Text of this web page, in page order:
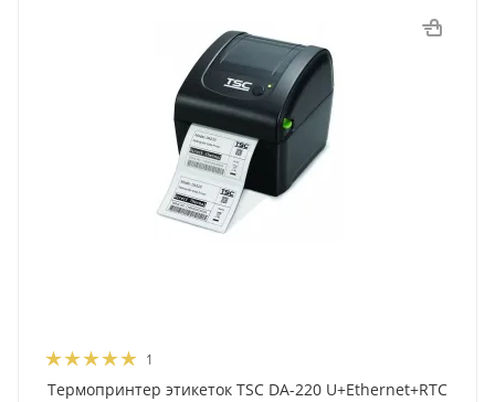
1
Термопринтер этикеток TSC DA-220 U+Ethernet+RTC